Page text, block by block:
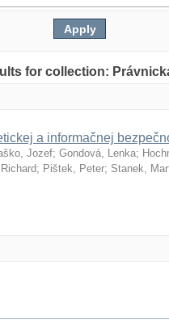
for collection:
a informačnej
Jozef; Gondová, Lenka;
; Pištek, Peter; Stanek,